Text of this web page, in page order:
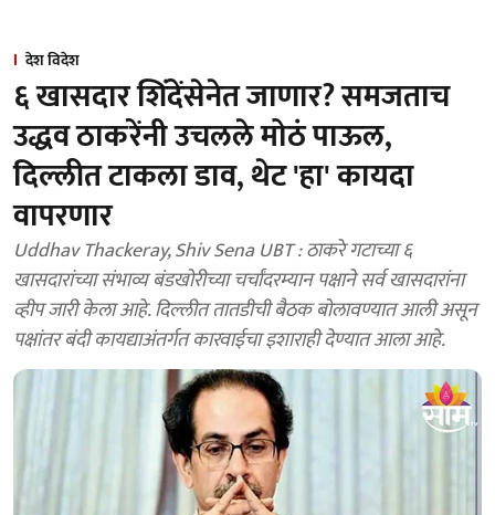
देश विदेश
६ खासदार शिंदेंसेनेत जाणार? समजताच
उद्धव ठाकरेंनी उचलले मोठं पाऊल,
दिल्लीत टाकला डाव, थेट 'हा' कायदा
वापरणार
Uddhav Thackeray, Shiv Sena UBT : ठाकरे गटाच्या ६
खासदारांच्या संभाव्य बंडखोरीच्या चर्चांदरम्यान पक्षाने सर्व खासदारांना
व्हीप जारी केला आहे. दिल्लीत तातडीची बैठक बोलावण्यात आली असून
पक्षांतर बंदी कायद्याअंतर्गत कारवाईचा इशाराही देण्यात आला आहे.